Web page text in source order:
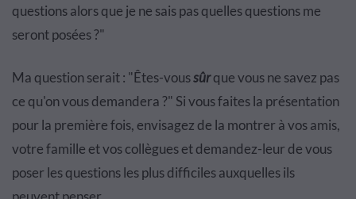
questions alors que je ne sais pas quelles questions me
seront posées ?"
Ma question serait : "Êtes-voussûrque vous ne savez pas
ce qu'on vous demandera ?" Si vous faites la présentation
pour la première fois, envisagez de la montrer à vos amis,
votre famille et vos collègues et demandez-leur de vous
poser les questions les plus difficiles auxquelles ils